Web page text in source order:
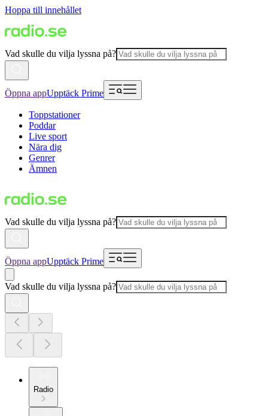
Hoppa till innehållet
Vad skulle du vilja lyssna på?
Öppna appUpptäck Prime
Toppstationer
Poddar
Live sport
Nära dig
Genrer
Ämnen
Vad skulle du vilja lyssna på?
Öppna appUpptäck Prime
Vad skulle du vilja lyssna på?
Radio